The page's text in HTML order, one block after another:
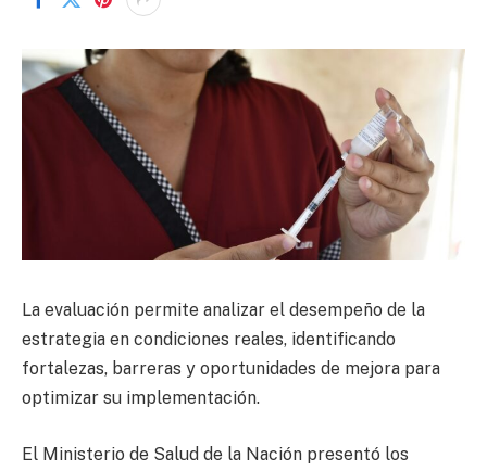
La evaluación permite analizar el desempeño de la
estrategia en condiciones reales, identificando
fortalezas, barreras y oportunidades de mejora para
optimizar su implementación.
El Ministerio de Salud de la Nación presentó los